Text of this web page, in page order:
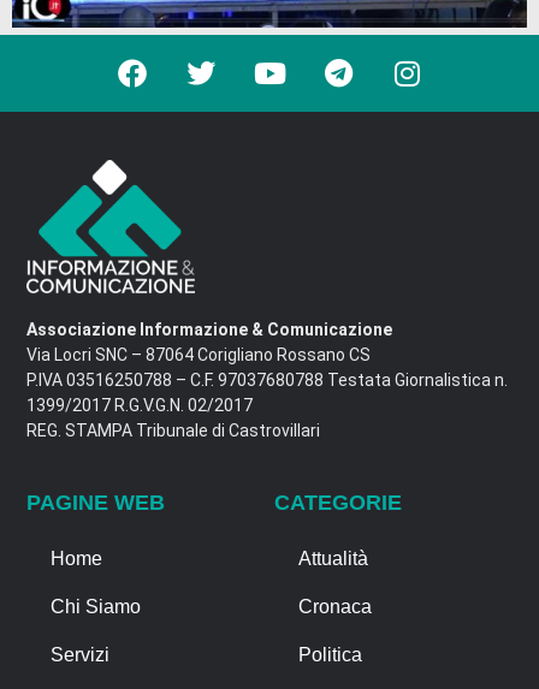
Associazione Informazione & Comunicazione
Via Locri SNC – 87064 Corigliano Rossano CS
P.IVA 03516250788 – C.F. 97037680788 Testata Giornalistica n.
1399/2017 R.G.V.G.N. 02/2017
REG. STAMPA Tribunale di Castrovillari
PAGINE WEB
Home
Chi Siamo
Servizi
CATEGORIE
Attualità
Cronaca
Politica